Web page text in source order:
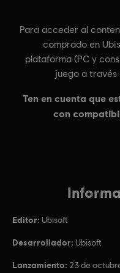
Editor: Ubisoft
Desarrollador: Ubisoft
Lanzamiento: 23 de